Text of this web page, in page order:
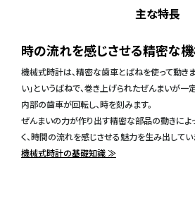
主な特長
時の流れを感じさせる精密な
機械式時計は、精密な歯車とばねを使って動き
い」というばねで、巻き上げられたぜんまいが一
内部の歯車が回転し、時を刻みます。
ぜんまいの力が作り出す精密な部品の動きによ
く、時間の流れを感じさせる魅力を生み出してい
機械式時計の基礎知識 ≫